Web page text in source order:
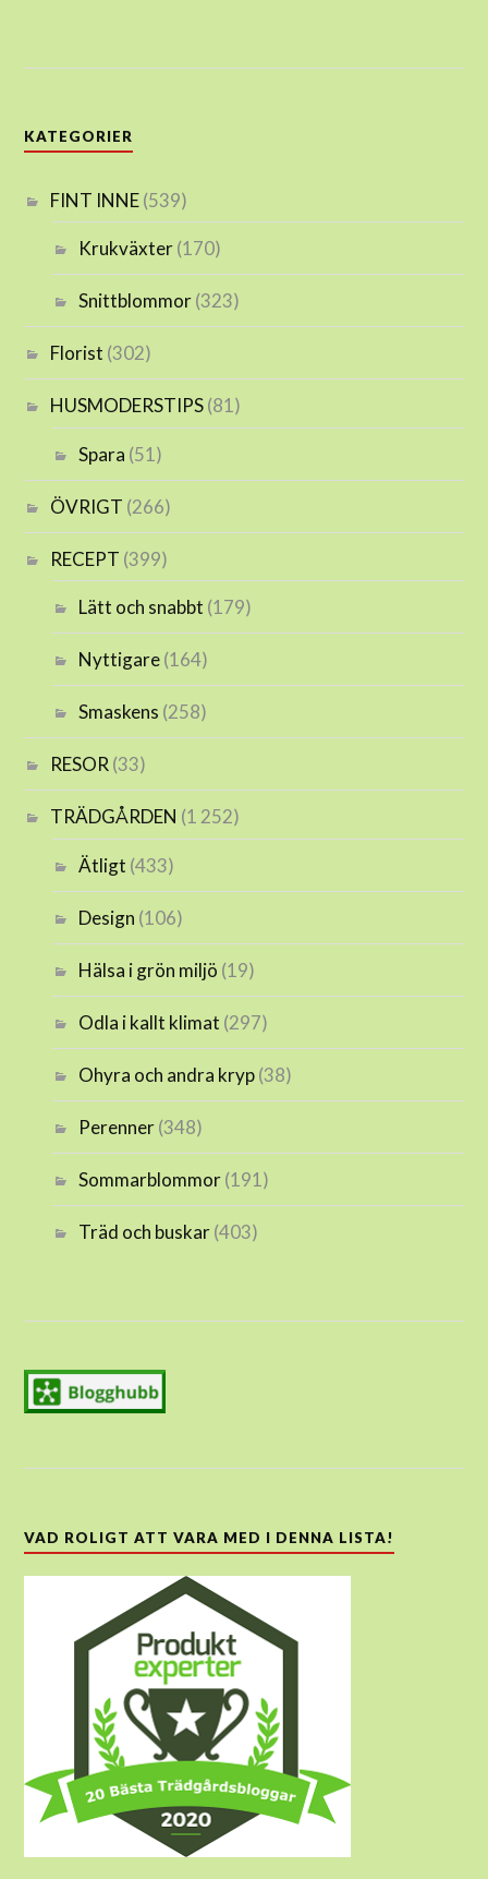
KATEGORIER
FINT INNE(539)
Krukväxter(170)
Snittblommor(323)
Florist (302)
HUSMODERSTIPS(81)
Spara (51)
ÖVRIGT (266)
RECEPT (399)
Lätt och snabbt (179)
Nyttigare(164)
Smaskens (258)
RESOR(33)
TRÄDGÅRDEN (1 252)
Ätligt (433)
Design (106)
Hälsa i grön miljö (19)
Odla i kallt klimat (297)
Ohyra och andra kryp(38)
Perenner(348)
Sommarblommor(191)
Träd och buskar(403)
VAD ROLIGT ATT VARA MED I DENNA LISTA!